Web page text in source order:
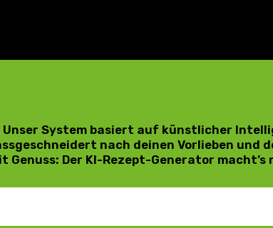
System basiert auf künstlicher
nach deinen Vorlieben und
Der KI-Rezept-Generator macht’s